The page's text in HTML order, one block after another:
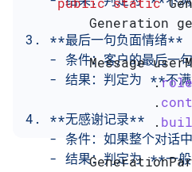
3. **最后一句负面情绪**
- 条件：客户的最后一
- 结果：判定为 **不
4. **无感谢记录**
- 条件：如果整个对话
- 结果：判定为 **一
        Generation
        Message
                .
role
                .
                .